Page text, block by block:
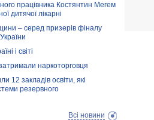
працівника Костянтин Мегем
дитячої лікарні
– серед призерів фіналу
і світі
затримали наркоторговця
12 закладів освіти, які
резервного
Всі новини